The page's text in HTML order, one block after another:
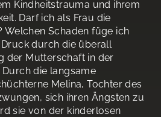
Kindheitstrauma und ihrem
Darf ich als Frau die
Welchen Schaden füge ich
durch die überall
der Mutterschaft in der
die langsame
Melina, Tochter des
sich ihren Ängsten zu
sie von der kinderlosen